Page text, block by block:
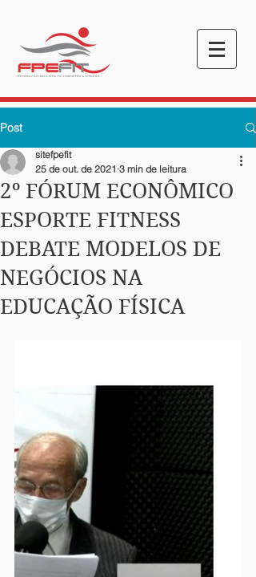
Post
2º FÓRUM ECONÔMICO
ESPORTE FITNESS
DEBATE MODELOS DE
NEGÓCIOS NA
EDUCAÇÃO FÍSICA
sitefpefit
25 de out. de 2021 3 min de leitura